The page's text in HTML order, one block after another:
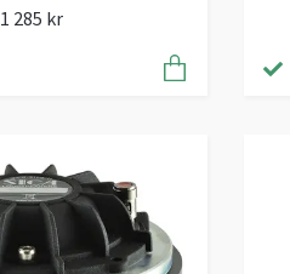
1 285 kr